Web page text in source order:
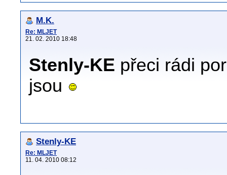
M.K.
Re: MLJET
21. 02. 2010 18:48
Stenly-KE přeci rádi
jsou
Stenly-KE
Re: MLJET
11. 04. 2010 08:12